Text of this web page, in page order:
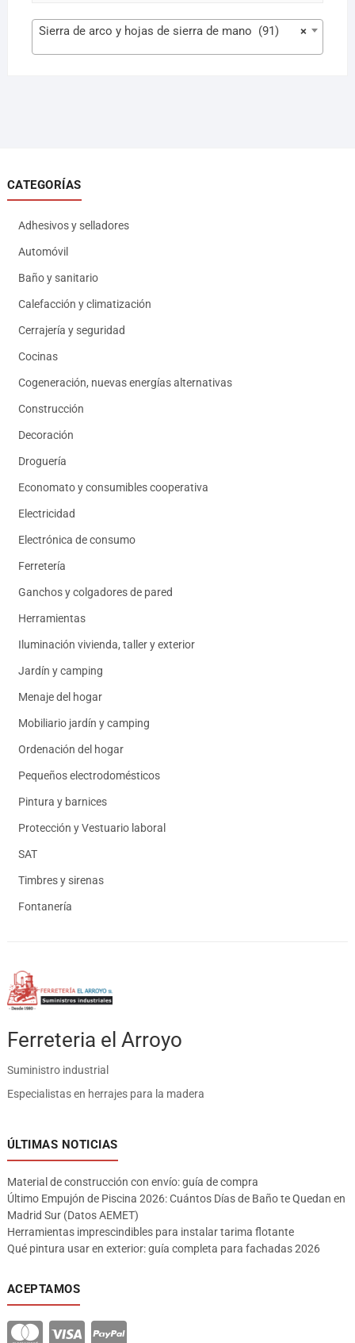
×
Sierra de arco y hojas de sierra de mano (91)
CATEGORÍAS
Adhesivos y selladores
Automóvil
Baño y sanitario
Calefacción y climatización
Cerrajería y seguridad
Cocinas
Cogeneración, nuevas energías alternativas
Construcción
Decoración
Droguería
Economato y consumibles cooperativa
Electricidad
Electrónica de consumo
Ferretería
Ganchos y colgadores de pared
Herramientas
Iluminación vivienda, taller y exterior
Jardín y camping
Menaje del hogar
Mobiliario jardín y camping
Ordenación del hogar
Pequeños electrodomésticos
Pintura y barnices
Protección y Vestuario laboral
SAT
Timbres y sirenas
Fontanería
Ferreteria el Arroyo
Suministro industrial
Especialistas en herrajes para la madera
ÚLTIMAS NOTICIAS
Material de construcción con envío: guía de compra
Último Empujón de Piscina 2026: Cuántos Días de Baño te Quedan en
Madrid Sur (Datos AEMET)
Herramientas imprescindibles para instalar tarima flotante
Qué pintura usar en exterior: guía completa para fachadas 2026
ACEPTAMOS